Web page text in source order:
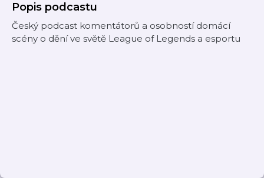
Popis podcastu
Český podcast komentátorů a osobností domácí
scény o dění ve světě League of Legends a esportu